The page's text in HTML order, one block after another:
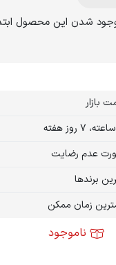
شدن این محصول
بازار
عدم رضایت
برندها
زمان ممکن
ناموجود